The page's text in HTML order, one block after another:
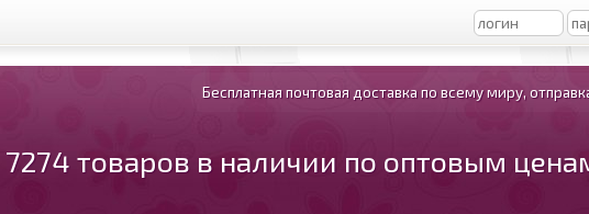
Бесплатная почтовая доставка по всему миру,
7274 товаров в наличии по оптовым